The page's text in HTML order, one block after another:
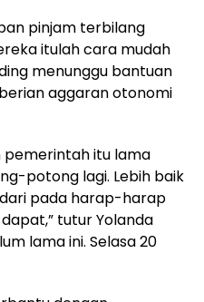
pinjam terbilang
itulah cara mudah
menunggu bantuan
aggaran otonomi
pemerintah itu lama
potong lagi. Lebih baik
pada harap-harap
tutur Yolanda
lama ini. Selasa 20